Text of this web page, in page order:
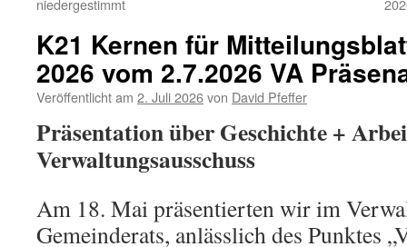
niedergestimmt
K21 Kernen für
2026 vom 2.7.2026 VA
Veröffentlicht am 2. Juli 2026von David Pfeffer
Präsentation über Geschichte +
Verwaltungsausschuss
Am 18. Mai präsentierten wir im
Gemeinderats, anlässlich des Punktes